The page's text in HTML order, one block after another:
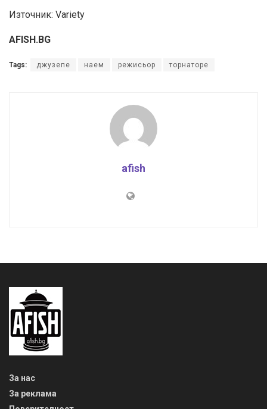
Източник: Variety
AFISH.BG
Tags: джузепе наем режисьор торнаторе
afish
За нас
За реклама